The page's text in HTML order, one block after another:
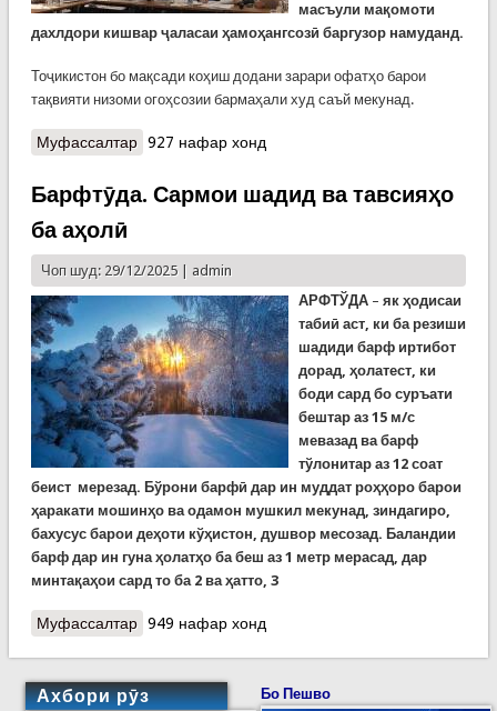
масъули мақомоти
дахлдори кишвар ҷаласаи ҳамоҳангсозӣ баргузор намуданд.
Тоҷикистон бо мақсади коҳиш додани зарари офатҳо барои
тақвияти низоми огоҳсозии бармаҳали худ саъй мекунад.
Муфассалтаро КҲФ: Ҷаласаи ҳамоҳангсозии таҳкими низоми
927 нафар хонд
Барфтӯда. Сармои шадид ва тавсияҳо
ба аҳолӣ
Чоп шуд: 29/12/2025 | admin
АРФТЎДА– як ҳодисаи
табиӣ аст, ки ба резиши
шадиди барф иртибот
дорад, ҳолатест, ки
боди сард бо суръати
бештар аз 15 м/с
мевазад ва барф
тўлонитар аз 12 соат
беист мерезад. Бўрони барфӣ дар ин муддат роҳҳоро барои
ҳаракати мошинҳо ва одамон мушкил мекунад, зиндагиро,
бахусус барои деҳоти кўҳистон, душвор месозад. Баландии
барф дар ин гуна ҳолатҳо ба беш аз 1 метр мерасад, дар
минтақаҳои сард то ба 2 ва ҳатто, 3
Муфассалтаро Барфтӯда. Сармои шадид ва тавсияҳо ба
949 нафар хонд
Ахбори рӯз Бо Пешво